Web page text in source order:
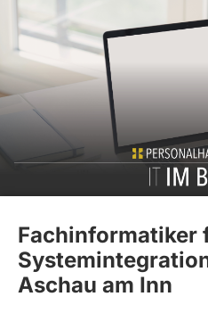
Fachinformatiker
Aschau am Inn